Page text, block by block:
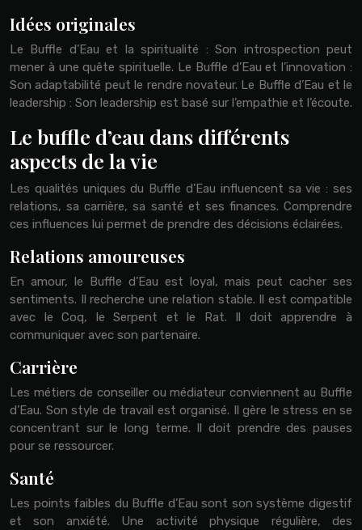
Idées originales
Le Buffle d’Eau et la spiritualité : Son introspection peut
mener à une quête spirituelle. Le Buffle d’Eau et l’innovation :
Son adaptabilité peut le rendre novateur. Le Buffle d’Eau et le
leadership : Son leadership est basé sur l’empathie et l’écoute.
Le buffle d’eau dans différents
aspects de la vie
Les qualités uniques du Buffle d’Eau influencent sa vie : ses
relations, sa carrière, sa santé et ses finances. Comprendre
ces influences lui permet de prendre des décisions éclairées.
Relations amoureuses
En amour, le Buffle d’Eau est loyal, mais peut cacher ses
sentiments. Il recherche une relation stable. Il est compatible
avec le Coq, le Serpent et le Rat. Il doit apprendre à
communiquer avec son partenaire.
Carrière
Les métiers de conseiller ou médiateur conviennent au Buffle
d’Eau. Son style de travail est organisé. Il gère le stress en se
concentrant sur le long terme. Il doit prendre des pauses
pour se ressourcer.
Santé
Les points faibles du Buffle d’Eau sont son système digestif
et son anxiété. Une activité physique régulière, des